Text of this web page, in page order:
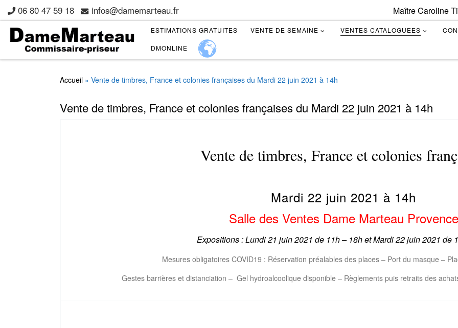
Skip to content
06 80 47 59 18 infos@damemarteau.fr Maître Caroline
ESTIMATIONS GRATUITES VENTE DE SEMAINE VENTES CATALOGUEES
DMONLINE
Accueil » Vente de timbres, France et colonies françaises du Mardi 22 juin 2021 à 14h
Vente de timbres, France et colonies françaises du Mardi 22 juin 2021 à 14h
Vente de timbres, France et colonies
Mardi 22 juin 2021 à 14h
Salle des Ventes Dame Marteau Provence
Expositions : Lundi 21 juin 2021 de 11h – 18h etMardi 22 juin 2021 de
Mesures obligatoires COVID19 : Réservation préalables des places – Port du masque –
Gestes barrières et distanciation – Gel hydroalcoolique disponible – Règlements puis retraits des